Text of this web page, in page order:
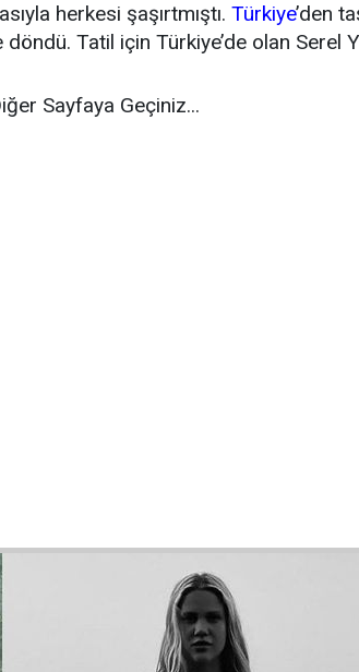
herkesi şaşırtmıştı. Türkiye’den
Tatil için Türkiye’de olan Serel
Sayfaya Geçiniz...